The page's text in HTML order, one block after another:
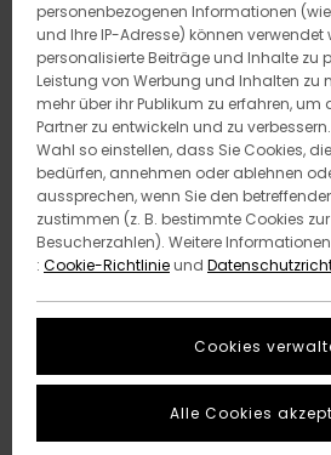
personenbezogenen Informationen
und Ihre IP-Adresse) können verwendet
personalisierte Beiträge und Inhalte zu
Leistung von Werbung und Inhalten zu
mehr über ihr Publikum zu erfahren, um
Partner zu entwickeln und zu
Wahl so einstellen, dass Sie Cookies,
bedürfen, annehmen oder ablehnen
aussprechen, wenn Sie den
zustimmen (z. B. bestimmte Cookies
Besucherzahlen). Weitere
: Cookie-Richtlinieund
Cookies
Alle Cookies